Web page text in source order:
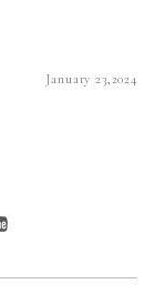
January 23,2024